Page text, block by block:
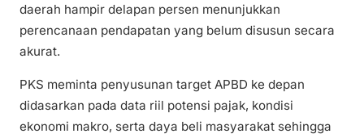
daerah hampir delapan persen menunjukkan
perencanaan pendapatan yang belum disusun secara
akurat.
PKS meminta penyusunan target APBD ke depan
didasarkan pada data riil potensi pajak, kondisi
ekonomi makro, serta daya beli masyarakat sehingga